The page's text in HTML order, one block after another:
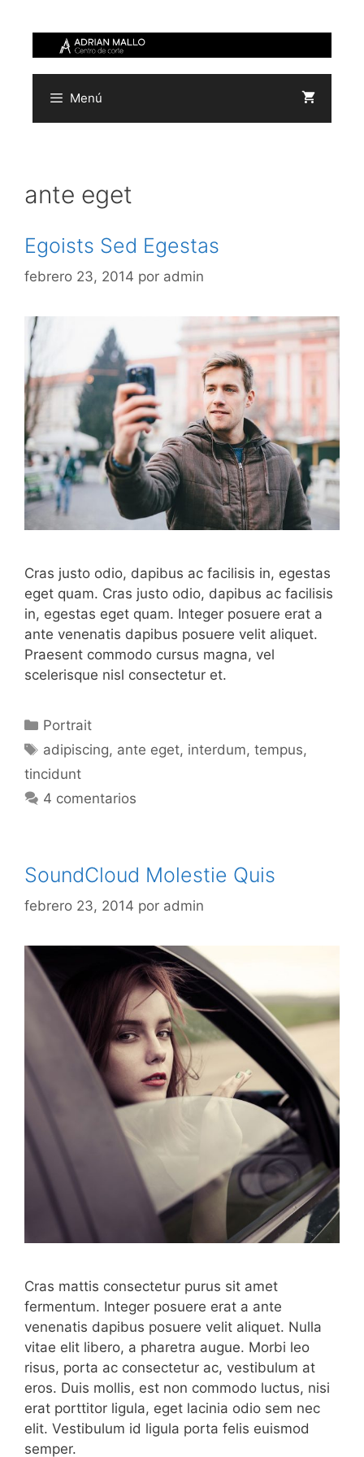
contenido
Menú
ante eget
Egoists Sed Egestas
febrero 23, 2014 por admin
Cras justo odio, dapibus ac facilisis in, egestas
eget quam. Cras justo odio, dapibus ac facilisis
in, egestas eget quam. Integer posuere erat a
ante venenatis dapibus posuere velit aliquet.
Praesent commodo cursus magna, vel
scelerisque nisl consectetur et.
Categorías
Portrait
Etiquetas
adipiscing, ante eget, interdum,tempus,
tincidunt
4 comentarios
SoundCloud Molestie Quis
febrero 23, 2014 por admin
Cras mattis consectetur purus sit amet
fermentum. Integer posuere erat a ante
venenatis dapibus posuere velit aliquet. Nulla
vitae elit libero, a pharetra augue. Morbi leo
risus, porta ac consectetur ac, vestibulum at
eros. Duis mollis, est non commodo luctus, nisi
erat porttitor ligula, eget lacinia odio sem nec
elit. Vestibulum id ligula porta felis euismod
semper.